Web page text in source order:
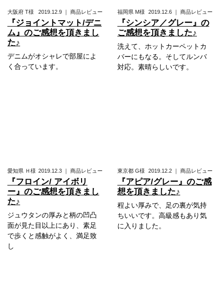
大阪府 T様 2019.12.9 ｜ 商品レビュー
『ジョイントマット/デニ
ム』のご感想を頂きまし
た♪
デニムがオシャレで部屋によ
く合っています。
福岡県 M様 2019.12.6 ｜ 商品レビュー
『シンシア／グレー』の
ご感想を頂きました♪
洗えて、ホットカーペットカ
バーにもなる。そしてルンバ
対応。素晴らしいです。
愛知県 Ｈ様 2019.12.3 ｜ 商品レビュー
『フロイン/ アイボリ
ー』のご感想を頂きまし
た♪
ジュウタンの厚みと柄の凹凸
面が見た目以上にあり、素足
で歩くと感触がよく、満足致
し
東京都 G様 2019.12.2 ｜ 商品レビュー
『アピア/グレー』のご感
想を頂きました♪
程よい厚みで、足の裏が気持
ちいいです。高級感もあり気
に入りました。